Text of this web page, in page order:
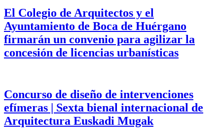
El Colegio de Arquitectos y el
Ayuntamiento de Boca de Huérgano
firmarán un convenio para agilizar la
concesión de licencias urbanísticas
Concurso de diseño de intervenciones
efímeras | Sexta bienal internacional de
Arquitectura Euskadi Mugak